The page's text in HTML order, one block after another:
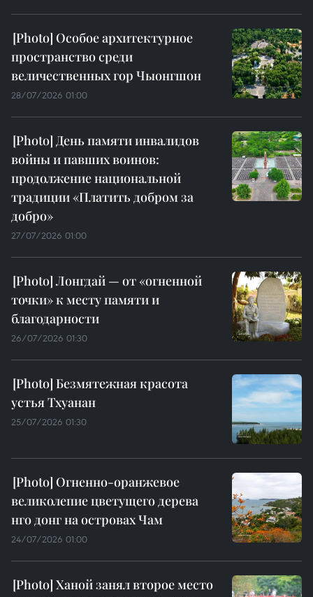
Особое архитектурное
пространство среди
величественных гор Чыонгшон
28/07/2026 01:00
День памяти инвалидов
войны и павших воинов:
продолжение национальной
традиции «Платить добром за
добро»
27/07/2026 01:00
Лонгдай — от «огненной
точки» к месту памяти и
благодарности
26/07/2026 01:30
Безмятежная красота
устья Тхуанан
25/07/2026 01:30
Огненно-оранжевое
великолепие цветущего дерева
нго донг на островах Чам
24/07/2026 01:00
Ханой занял второе место